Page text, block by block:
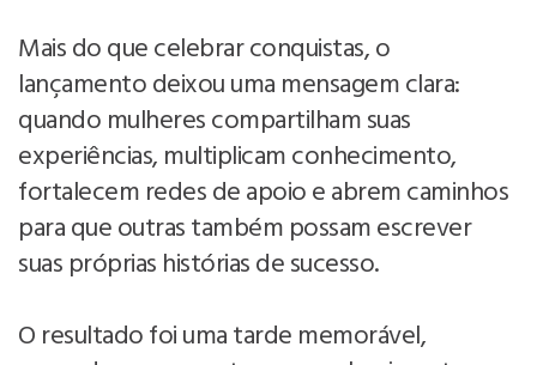
Mais do que celebrar conquistas, o
lançamento deixou uma mensagem clara:
quando mulheres compartilham suas
experiências, multiplicam conhecimento,
fortalecem redes de apoio e abrem caminhos
para que outras também possam escrever
suas próprias histórias de sucesso.
O resultado foi uma tarde memorável,